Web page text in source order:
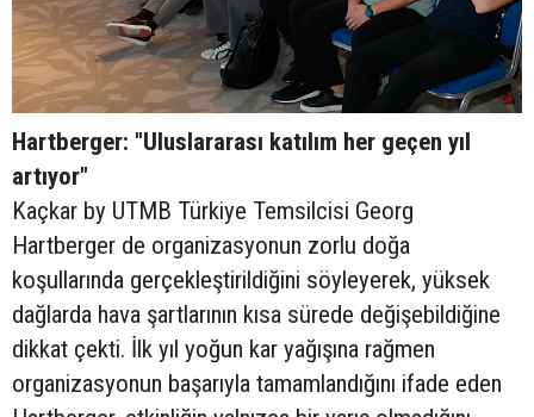
Hartberger: "Uluslararası katılım her geçen yıl
artıyor"
Kaçkar by UTMB Türkiye Temsilcisi Georg
Hartberger de organizasyonun zorlu doğa
koşullarında gerçekleştirildiğini söyleyerek, yüksek
dağlarda hava şartlarının kısa sürede değişebildiğine
dikkat çekti. İlk yıl yoğun kar yağışına rağmen
organizasyonun başarıyla tamamlandığını ifade eden